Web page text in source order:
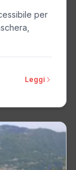
per
Leggi